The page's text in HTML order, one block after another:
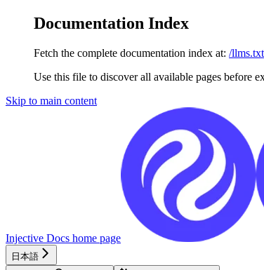
Documentation Index
Fetch the complete documentation index at: /llms.txt
Use this file to discover all available pages before
Skip to main content
Injective Docs home page
日本語